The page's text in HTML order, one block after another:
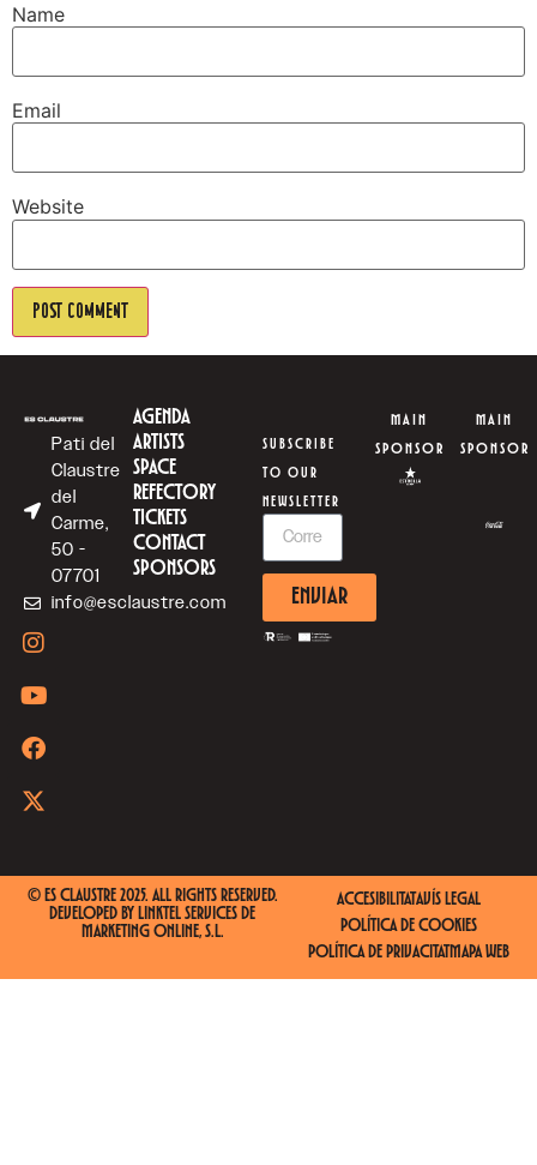
Name
Email
Website
Pati del
Claustre
del
Carme,
50 -
07701
info@esclaustre.com
AGENDA
ARTISTS
SPACE
REFECTORY
TICKETS
CONTACT
SPONSORS
SUBSCRIBE
TO OUR
NEWSLETTER
ENVIAR
MAIN
SPONSOR
MAIN
SPONSOR
© ES CLAUSTRE 2025. ALL RIGHTS RESERVED.
DEVELOPED BY LINKTEL SERVICES DE
MARKETING ONLINE, S.L.
ACCESIBILITATAVÍS LEGAL
POLÍTICA DE COOKIES
POLÍTICA DE PRIVACITATMAPA WEB